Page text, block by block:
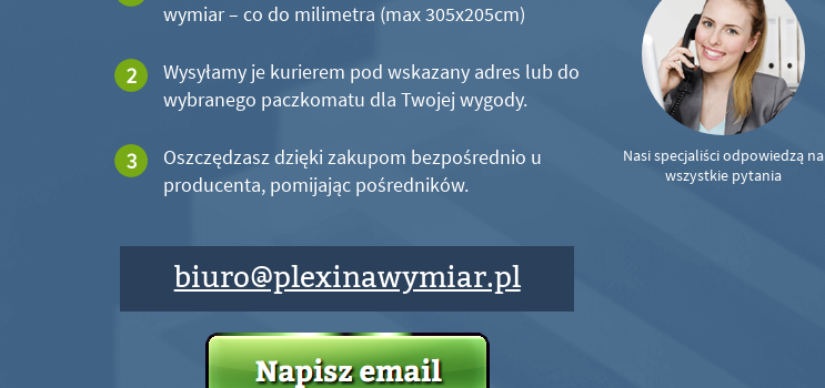
wymiar – co do milimetra (max 305x205cm)
Wysyłamy je kurierem pod wskazany adres lub do
wybranego paczkomatu dla Twojej wygody.
Oszczędzasz dzięki zakupom bezpośrednio u
producenta, pomijając pośredników.
biuro@plexinawymiar.pl
Nasi specjaliści odpowiedzą na
wszystkie pytania